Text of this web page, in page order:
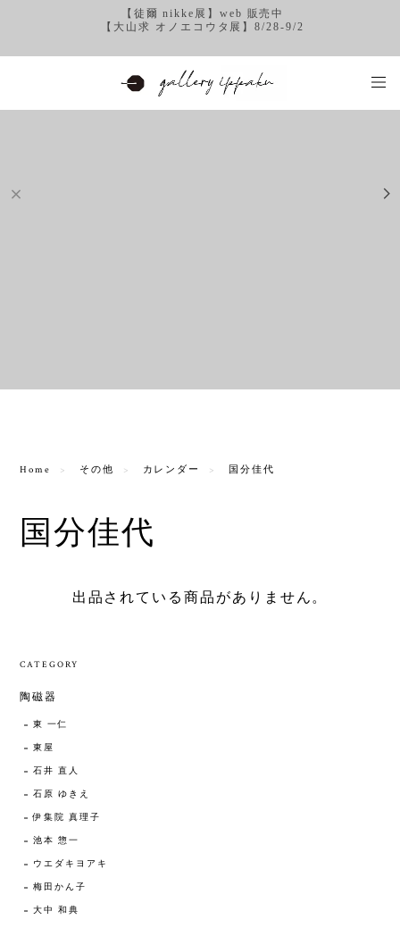
【徒爾 nikke展】web 販売中
【大山求 オノエコウタ展】8/28-9/2
Home その他 カレンダー 国分佳代
国分佳代
出品されている商品がありません。
CATEGORY
陶磁器
東 一仁
東屋
石井 直人
石原 ゆきえ
伊集院 真理子
池本 惣一
ウエダキヨアキ
梅田かん子
大中 和典